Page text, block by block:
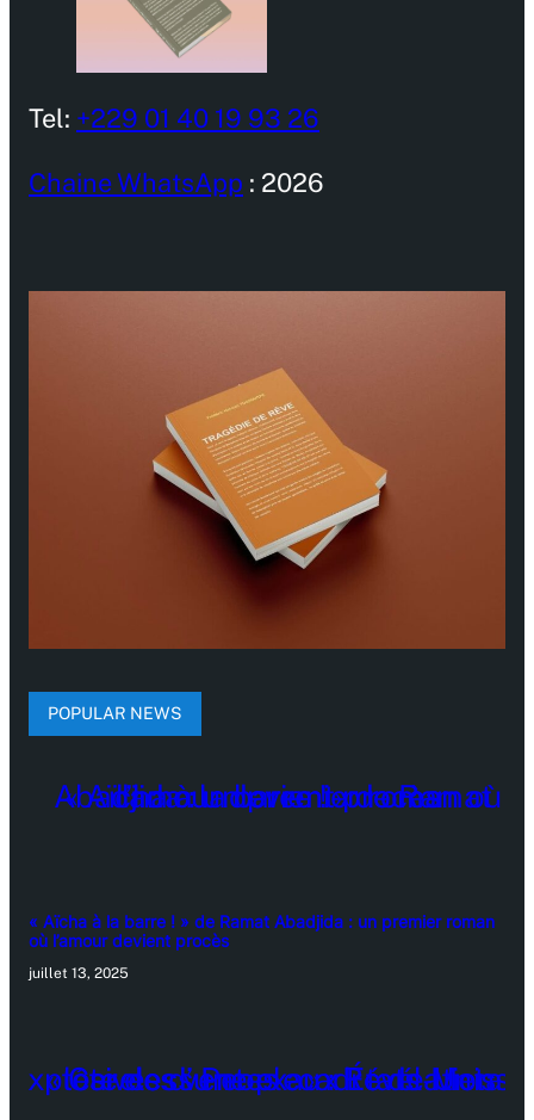
Tel: +229 01 40 19 93 26
Chaine WhatsApp : 2026
POPULAR NEWS
« Aïcha à la barre ! » de Ramat Abadjida : un premier roman
où l’amour devient procès
juillet 13, 2025